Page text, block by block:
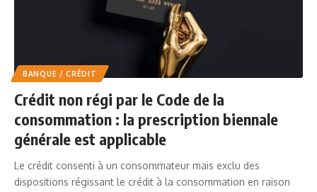
BANQUE / CRÉDIT
Crédit non régi par le Code de la
consommation : la prescription biennale
générale est applicable
Le crédit consenti à un consommateur mais exclu des
dispositions régissant le crédit à la consommation en raison